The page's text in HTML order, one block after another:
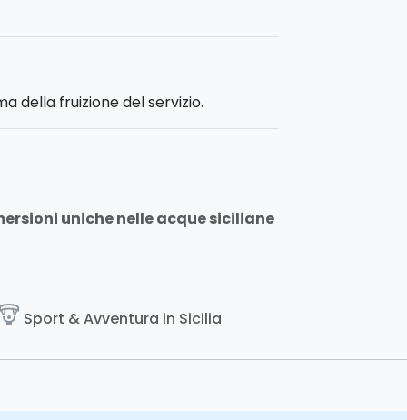
della fruizione del servizio.
uniche nelle acque siciliane
paragliding Sport & Avventura in Sicilia